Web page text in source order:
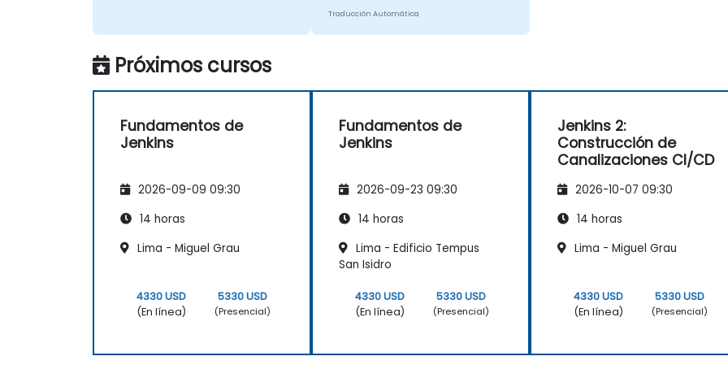
Traducción Automática
Próximos cursos
Fundamentos de
Jenkins
2026-09-09 09:30
14 horas
Lima - Miguel Grau
4330 USD
(En línea)
5330 USD
(Presencial)
Fundamentos de
Jenkins
2026-09-23 09:30
14 horas
Lima - Edificio Tempus
San Isidro
4330 USD
(En línea)
5330 USD
(Presencial)
Jenkins 2:
Construcción de
Canalizaciones CI/CD
2026-10-07 09:30
14 horas
Lima - Miguel Grau
4330 USD
(En línea)
5330 USD
(Presencial)